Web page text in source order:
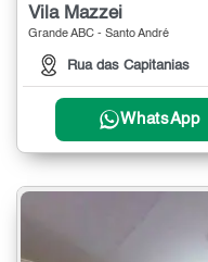
Vila Mazzei
Grande ABC - Santo André
Rua das Capitanias
WhatsApp